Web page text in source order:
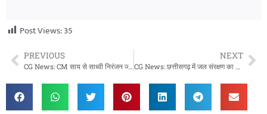
Post Views:35
PREVIOUS
CG News: CM साय से साध्वी निरंजन ज्योति की मुलाकात, पिछड़ा वर्ग कल्याण पर हुई चर्चा
NEXT
CG News: छत्तीसगढ़ में जल संरक्षण का महाअभियान, मनरेगा से एक लाख से अधिक जल संरचनाओं का निर्माण